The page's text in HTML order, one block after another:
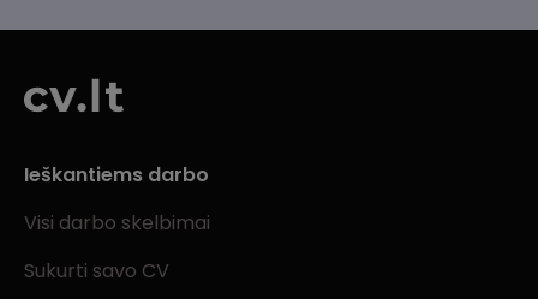
Ieškantiems darbo
Visi darbo skelbimai
Sukurti savo CV